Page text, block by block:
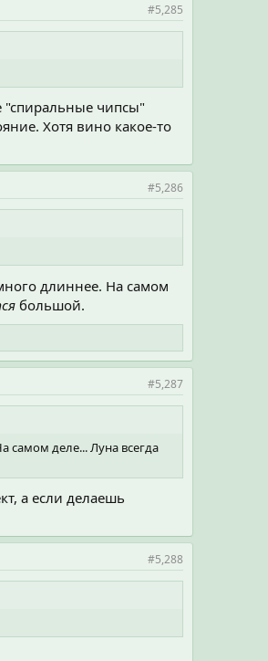
#5,285
"спиральные чипсы"
Хотя вино какое-то
#5,286
длиннее. На самом
большой.
#5,287
самом деле... Луна всегда
а если делаешь
#5,288